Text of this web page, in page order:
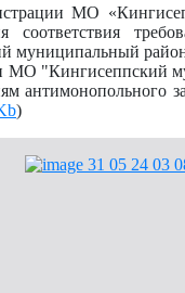
МО
муниципальный
МО "Кингисеппский
антимонопольного
)